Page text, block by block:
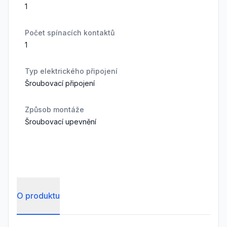
1
Počet spínacích kontaktů
1
Typ elektrického připojení
Šroubovací připojení
Způsob montáže
Šroubovací upevnění
O produktu